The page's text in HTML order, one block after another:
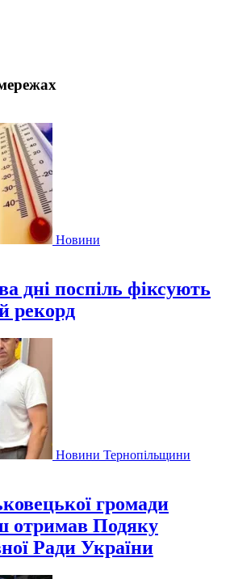
Новини
дні поспіль фіксують
рекорд
Новини Тернопільщини
громади
отримав Подяку
Ради України